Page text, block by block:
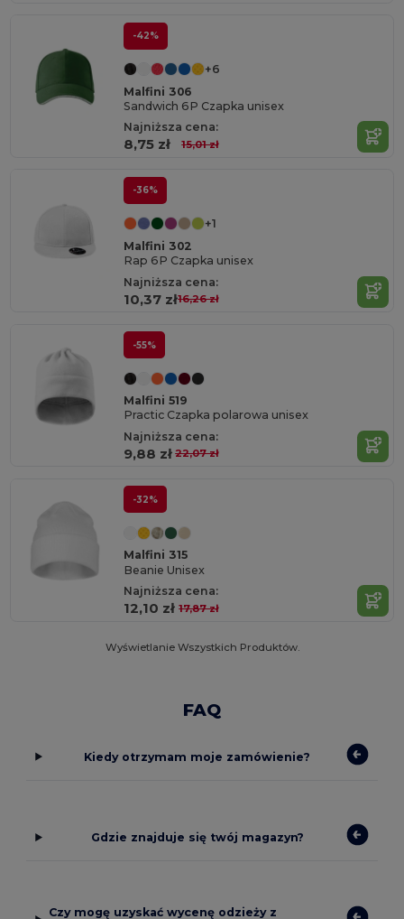
-42%
+6
Malfini 306
Sandwich 6P Czapka unisex
Najniższa cena:
8,75 zł 15,01 zł
-36%
+1
Malfini 302
Rap 6P Czapka unisex
Najniższa cena:
10,37 zł16,26 zł
-55%
Malfini 519
Practic Czapka polarowa unisex
Najniższa cena:
9,88 zł 22,07 zł
-32%
Malfini 315
Beanie Unisex
Najniższa cena:
12,10 zł 17,87 zł
Wyświetlanie Wszystkich Produktów.
FAQ
Kiedy otrzymam moje zamówienie?
Gdzie znajduje się twój magazyn?
Czy mogę uzyskać wycenę odzieży z